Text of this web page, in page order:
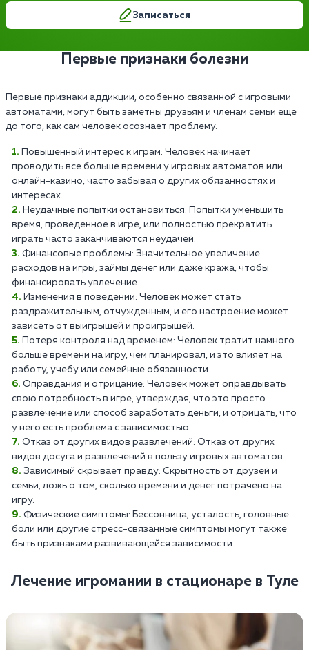
Записаться
Первые признаки болезни
Первые признаки аддикции, особенно связанной с игровыми
автоматами, могут быть заметны друзьям и членам семьи еще
до того, как сам человек осознает проблему.
Повышенный интерес к играм: Человек начинает
проводить все больше времени у игровых автоматов или
онлайн-казино, часто забывая о других обязанностях и
интересах.
Неудачные попытки остановиться: Попытки уменьшить
время, проведенное в игре, или полностью прекратить
играть часто заканчиваются неудачей.
Финансовые проблемы: Значительное увеличение
расходов на игры, займы денег или даже кража, чтобы
финансировать увлечение.
Изменения в поведении: Человек может стать
раздражительным, отчужденным, и его настроение может
зависеть от выигрышей и проигрышей.
Потеря контроля над временем: Человек тратит намного
больше времени на игру, чем планировал, и это влияет на
работу, учебу или семейные обязанности.
Оправдания и отрицание: Человек может оправдывать
свою потребность в игре, утверждая, что это просто
развлечение или способ заработать деньги, и отрицать, что
у него есть проблема с зависимостью.
Отказ от других видов развлечений: Отказ от других
видов досуга и развлечений в пользу игровых автоматов.
Зависимый скрывает правду: Скрытность от друзей и
семьи, ложь о том, сколько времени и денег потрачено на
игру.
Физические симптомы: Бессонница, усталость, головные
боли или другие стресс-связанные симптомы могут также
быть признаками развивающейся зависимости.
Лечение игромании в стационаре в Туле